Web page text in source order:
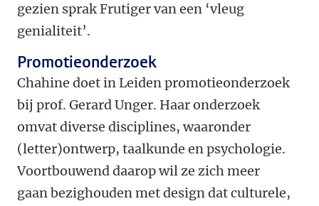
gezien sprak Frutiger van een ‘vleug
genialiteit’.
Promotieonderzoek
Chahine doet in Leiden promotieonderzoek
bij prof. Gerard Unger. Haar onderzoek
omvat diverse disciplines, waaronder
(letter)ontwerp, taalkunde en psychologie.
Voortbouwend daarop wil ze zich meer
gaan bezighouden met design dat culturele,